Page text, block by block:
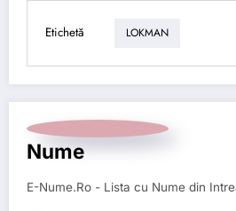
Etichetă LOKMAN
Nume
E-Nume.Ro - Lista cu Nume din